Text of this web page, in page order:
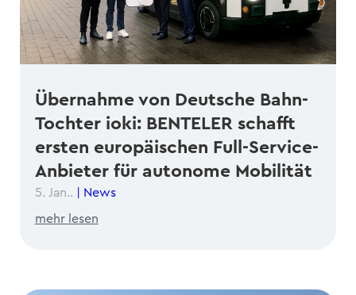
Übernahme von Deutsche Bahn-
Tochter ioki: BENTELER schafft
ersten europäischen Full-Service-
Anbieter für autonome Mobilität
5. Jan.. News
mehr lesen